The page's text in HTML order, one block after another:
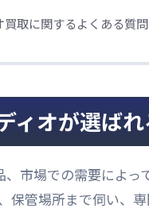
買取に関するよくある質問
ィオが選ば
市場での需要によっ
保管場所まで伺い、